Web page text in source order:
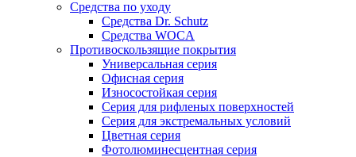
Средства по уходу
Средства Dr. Schutz
Средства WOCA
Противоскользящие покрытия
Универсальная серия
Офисная серия
Износостойкая серия
Серия для рифленых поверхностей
Серия для экстремальных условий
Цветная серия
Фотолюминесцентная серия